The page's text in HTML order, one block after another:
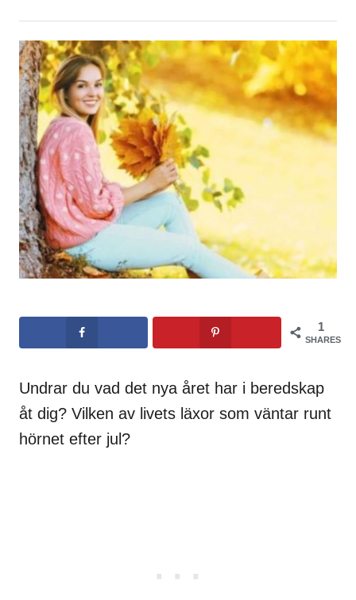
1
SHARES
Undrar du vad det nya året har i beredskap
åt dig? Vilken av livets läxor som väntar runt
hörnet efter jul?